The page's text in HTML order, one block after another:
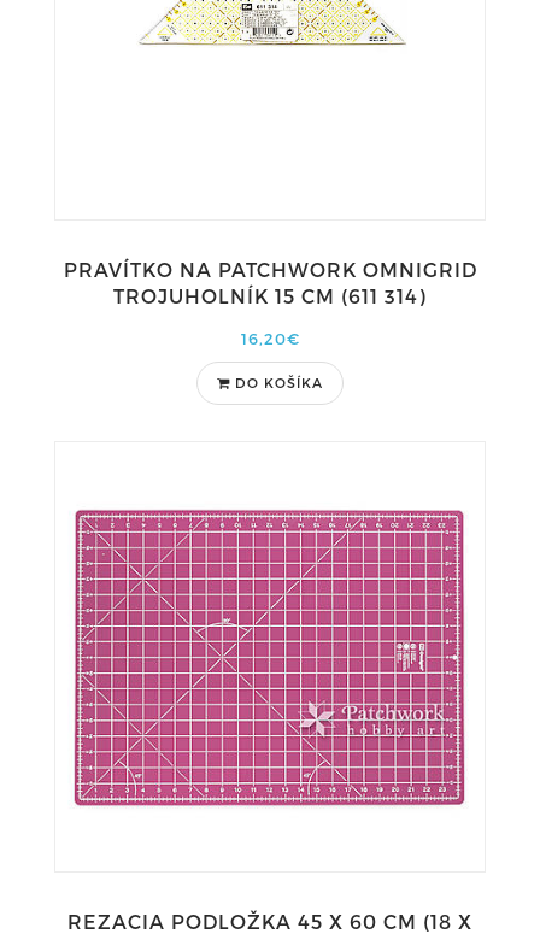
PRAVÍTKO NA PATCHWORK OMNIGRID
TROJUHOLNÍK 15 CM (611 314)
16,20€
DO KOŠÍKA
REZACIA PODLOŽKA 45 X 60 CM (18 X